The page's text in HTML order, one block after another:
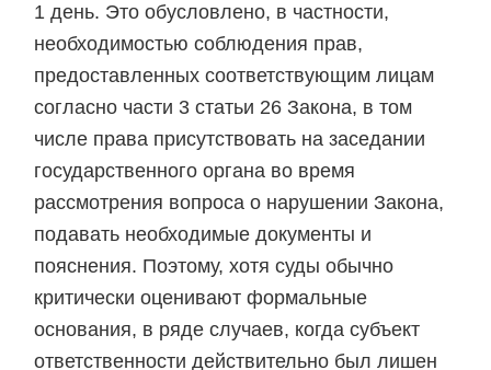
1 день. Это обусловлено, в частности,
необходимостью соблюдения прав,
предоставленных соответствующим лицам
согласно части 3 статьи 26 Закона, в том
числе права присутствовать на заседании
государственного органа во время
рассмотрения вопроса о нарушении Закона,
подавать необходимые документы и
пояснения. Поэтому, хотя суды обычно
критически оценивают формальные
основания, в ряде случаев, когда субъект
ответственности действительно был лишен